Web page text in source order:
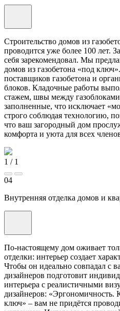
Строительство домов из
проводится уже более 100 лет.
себя зарекомендовал. Мы
домов из газобетона «под
поставщиков газобетона и
блоков. Кладочные работы
стажем, швы между
заполненные, что исключает
строго соблюдая технологию,
что ваш загородный дом
комфорта и уюта для всех
1 / 1
04
Внутренняя отделка домов и
По-настоящему дом оживает
отделки: интерьер создает
Чтобы он идеально совпадал с
дизайнеров подготовит
интерьера с реалистичными
дизайнеров: «Эргономичность.
ключ» – вам не придётся